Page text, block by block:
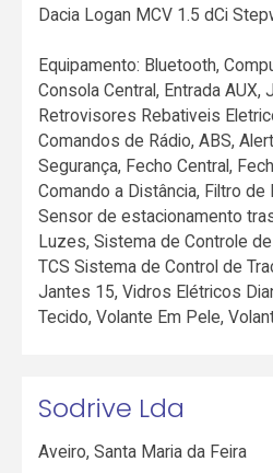
Dacia Logan MCV 1.5 dCi
Equipamento: Bluetooth,
Consola Central, Entrada
Retrovisores Rebativeis
Comandos de Rádio, ABS,
Segurança, Fecho Central,
Comando a Distância, Filtro de
Sensor de estacionamento
Luzes, Sistema de Controle
TCS Sistema de Control de
Jantes 15, Vidros Elétricos
Tecido, Volante Em Pele,
Sodrive Lda
Aveiro,Santa Maria da Feira